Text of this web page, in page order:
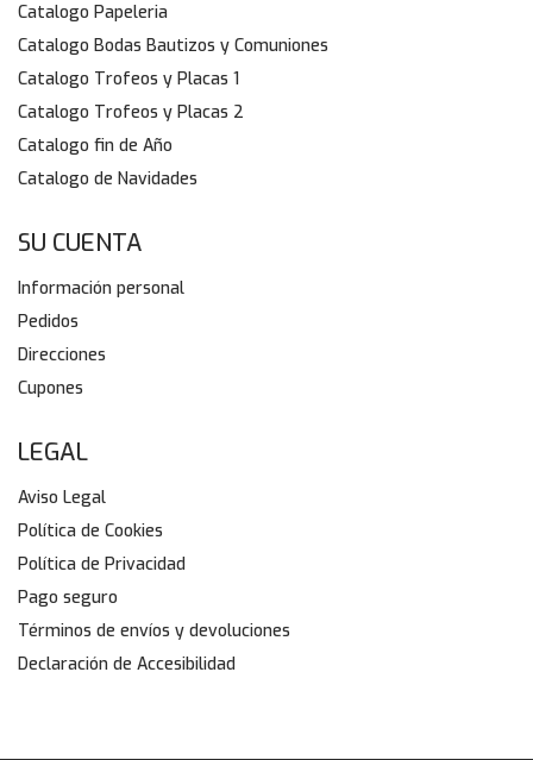
Catalogo Papeleria
Catalogo Bodas Bautizos y Comuniones
Catalogo Trofeos y Placas 1
Catalogo Trofeos y Placas 2
Catalogo fin de Año
Catalogo de Navidades
SU CUENTA
Información personal
Pedidos
Direcciones
Cupones
LEGAL
Aviso Legal
Política de Cookies
Política de Privacidad
Pago seguro
Términos de envíos y devoluciones
Declaración de Accesibilidad